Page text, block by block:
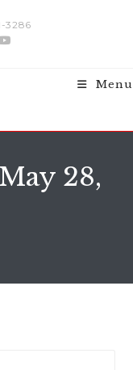
3286
Menu
28,